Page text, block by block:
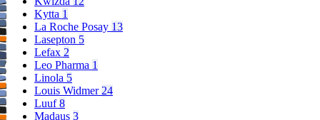
Kytta 1
La Roche Posay 13
Lasepton 5
Lefax 2
Leo Pharma 1
Linola 5
Louis Widmer24
Luuf8
Madaus 3